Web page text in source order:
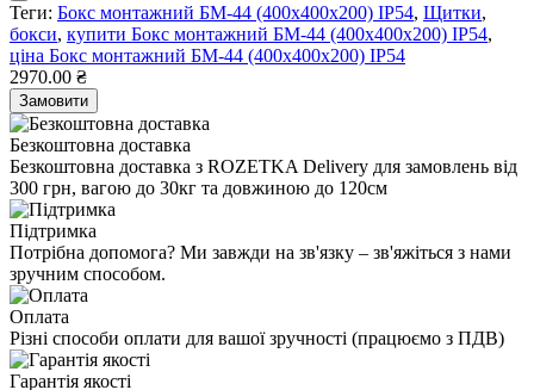
Теги: Бокс монтажний БМ-44 (400х400х200) IP54, Щитки,
бокси, купити Бокс монтажний БМ-44 (400х400х200) IP54,
ціна Бокс монтажний БМ-44 (400х400х200) IP54
2970.00 ₴
Замовити
Безкоштовна доставка
Безкоштовна доставка з ROZETKA Delivery для замовлень від
300 грн, вагою до 30кг та довжиною до 120см
Підтримка
Потрібна допомога? Ми завжди на зв'язку – зв'яжіться з нами
зручним способом.
Оплата
Різні способи оплати для вашої зручності (працюємо з ПДВ)
Гарантія якості